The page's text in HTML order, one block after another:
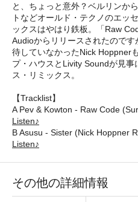
と、ちょっと意外？ベルリンか
トなどオールド・テクノのエッ
ックスはやはり鉄板。「Raw
Audioからリリースされたので
待していなかったNick Hoppner
プ・ハウスとLivity Soundが見事
ス・リミックス。
【Tracklist】
A Pev & Kowton - Raw Code
Listen♪
B Asusu - Sister (Nick Hoppner
Listen♪
その他の詳細情報